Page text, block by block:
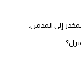
إلى المدمن.